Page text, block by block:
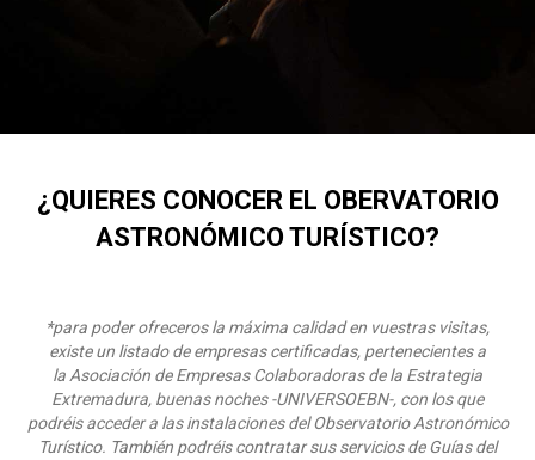
¿QUIERES CONOCER EL OBERVATORIO
ASTRONÓMICO TURÍSTICO?
*para poder ofreceros la máxima calidad en vuestras visitas,
existe un listado de empresas certificadas, pertenecientes a
la Asociación de Empresas Colaboradoras de la Estrategia
Extremadura, buenas noches -UNIVERSOEBN-, con los que
podréis acceder a las instalaciones del Observatorio Astronómico
Turístico. También podréis contratar sus servicios de Guías del